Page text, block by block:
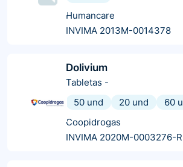
Humancare
INVIMA 2013M-0014378
Dolivium
Tabletas -
50 und
20 und 60
Coopidrogas
INVIMA 2020M-0003276-